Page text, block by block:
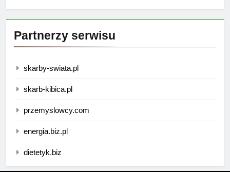
Partnerzy serwisu
skarby-swiata.pl
skarb-kibica.pl
przemyslowcy.com
energia.biz.pl
dietetyk.biz